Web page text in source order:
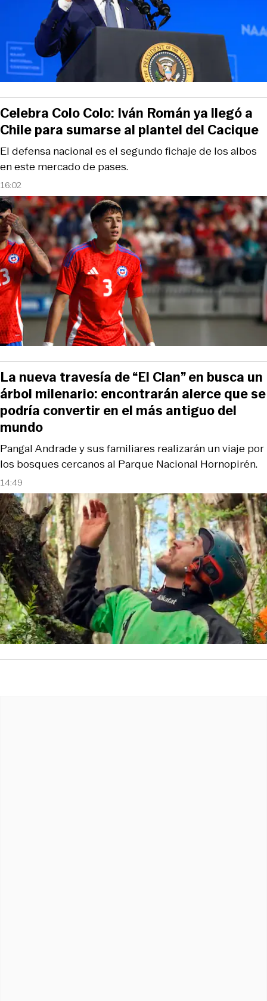
16:02
El defensa nacional es el segundo fichaje de los albos
en este mercado de pases.
Celebra Colo Colo: Iván Román ya llegó a
Chile para sumarse al plantel del Cacique
14:49
Pangal Andrade y sus familiares realizarán un viaje por
los bosques cercanos al Parque Nacional Hornopirén.
La nueva travesía de “El Clan” en busca un
árbol milenario: encontrarán alerce que se
podría convertir en el más antiguo del
mundo